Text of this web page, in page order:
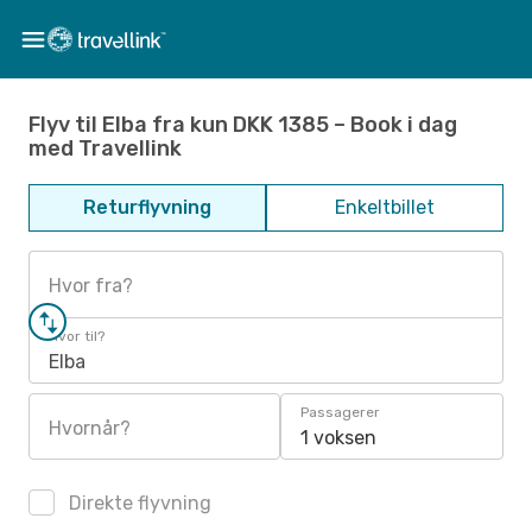
Flyv til Elba fra kun DKK 1385 – Book i dag
med Travellink
Returflyvning Enkeltbillet
Hvor fra?
Hvor til?
Elba
Hvornår?
Passagerer
1 voksen
Direkte flyvning